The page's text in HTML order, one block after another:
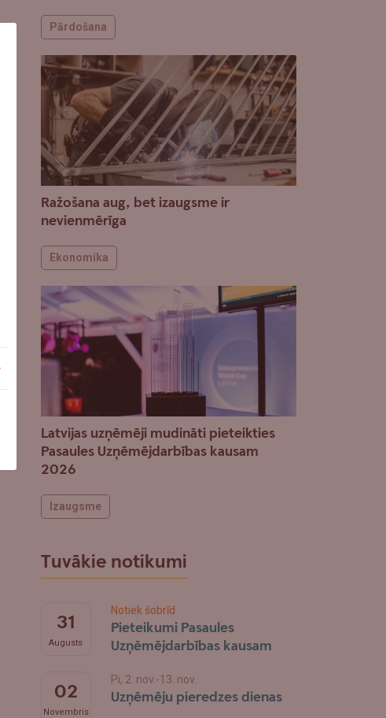
Pārdošana
Ražošana aug, bet izaugsme ir
nevienmērīga
Ekonomika
Latvijas uzņēmēji mudināti pieteikties
Pasaules Uzņēmējdarbības kausam
2026
Izaugsme
Tuvākie notikumi
31
Augusts
Notiek šobrīd
Pieteikumi Pasaules
Uzņēmējdarbības kausam
02
Novembris
Pi, 2. nov.-13. nov.
Uzņēmēju pieredzes dienas